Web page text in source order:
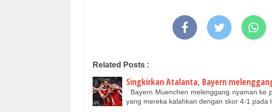
Related Posts :
Singkirkan Atalanta, Bayern
Bayern Muenchen melenggang nyaman ke
yang mereka kalahkan dengan skor 4-1 pada